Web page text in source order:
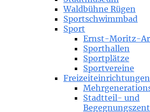
Waldbühne Rügen
Sportschwimmbad
Sport
Ernst-Moritz-
Sporthallen
Sportplätze
Sportvereine
Freizeiteinrichtungen
Stadtteil- und